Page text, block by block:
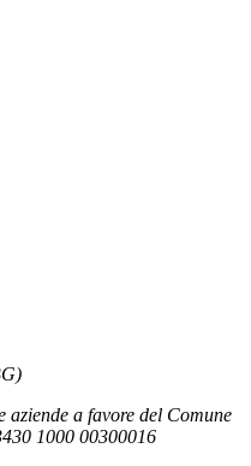
a favore del Comune
1000 00300016